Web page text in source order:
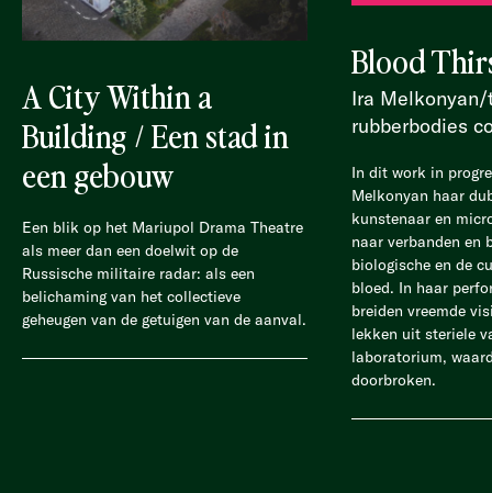
A City Within a
Building / Een stad in
een gebouw
Een blik op het Mariupol Drama Theatre
als meer dan een doelwit op de
Russische militaire radar: als een
belichaming van het collectieve
geheugen van de getuigen van de aanval.
Blood
Ira
rubberbodies
In dit work in
Melkonyan haar
kunstenaar en
naar verbanden en
biologische en de
bloed. In haar
breiden vreemde
lekken uit steriele
laboratorium,
doorbroken.